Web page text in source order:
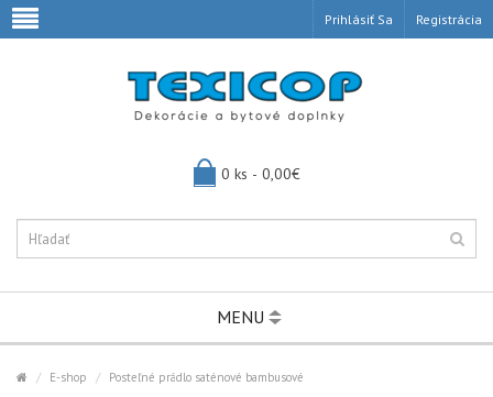
Prihlásiť Sa Registrácia
0 ks - 0,00€
MENU
E-shop Posteľné prádlo saténové bambusové